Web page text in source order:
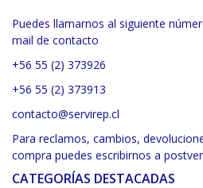
Puedes llamarnos al siguiente
mail de contacto
+56 55 (2) 373926
+56 55 (2) 373913
contacto@servirep.cl
Para reclamos, cambios,
compra puedes escribirnos a
CATEGORÍAS DESTACADAS